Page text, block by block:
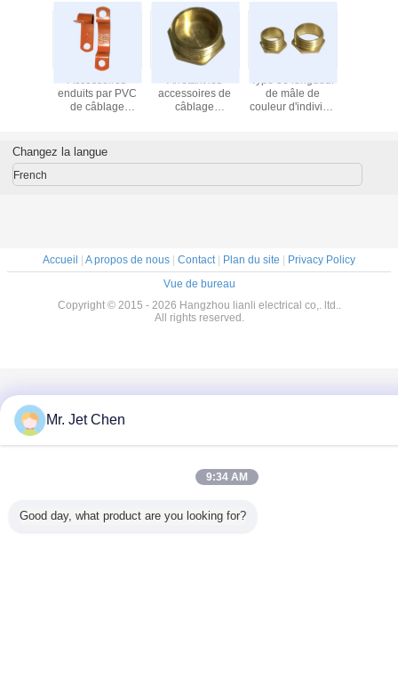
Accessoires
enduits par PVC
de câblage
fil du tonnelier
1.0MM
Arrêtant les
accessoires de
câblage
prise malléables
Type 56 longueur
de mâle de
couleur d'individu
10mm
Glad
Changez la langue
French
Accueil | A propos de nous | Contact| Plan du site | Privacy Policy
Vue de bureau
Copyright © 2015 - 2026 Hangzhou lianli electrical co,. ltd..
All rights reserved.
Mr. Jet Chen
9:34 AM
Good day, what product are you looking for?